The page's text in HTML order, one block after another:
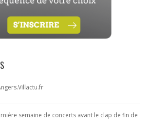
semaine de concerts avant le clap de fin de